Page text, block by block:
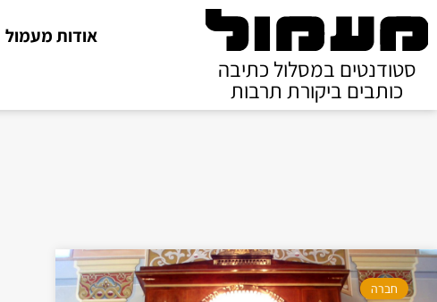
סטודנטים במסלול כתיבה
כותבים ביקורת תרבות
אודות מעמול
חברה